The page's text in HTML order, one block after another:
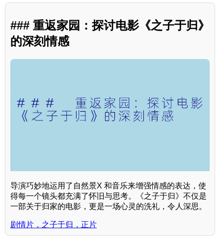
### 重返家园：探讨电影《之子于归》
的深刻情感
导演巧妙地运用了自然景X 和音乐来增强情感的表达，使
得每一个镜头都充满了怀旧与思考。《之子于归》不仅是
一部关于归家的电影，更是一场心灵的洗礼，令人深思。
剧情片，之子于归，正片